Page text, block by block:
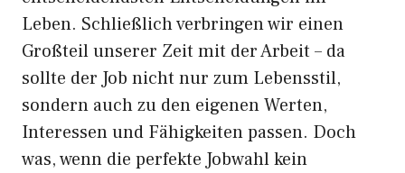
Leben. Schließlich verbringen wir einen
Großteil unserer Zeit mit der Arbeit – da
sollte der Job nicht nur zum Lebensstil,
sondern auch zu den eigenen Werten,
Interessen und Fähigkeiten passen. Doch
was, wenn die perfekte Jobwahl kein